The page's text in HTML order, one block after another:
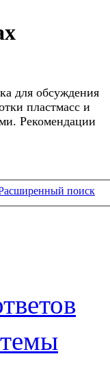
для обсуждения
пластмасс и
Рекомендации
поиск